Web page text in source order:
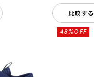
比較する
48%OFF